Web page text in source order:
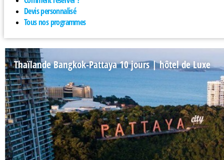
Devis personnalisé
Tous nos programmes
Thaïlande Bangkok-Pattaya 10 jours | hôtel de Luxe